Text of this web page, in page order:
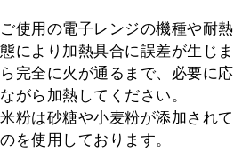
ご使用の電子レンジの機種や耐
態により加熱具合に誤差が生じ
ら完全に火が通るまで、必要に
ながら加熱してください。
米粉は砂糖や小麦粉が添加され
のを使用しております。